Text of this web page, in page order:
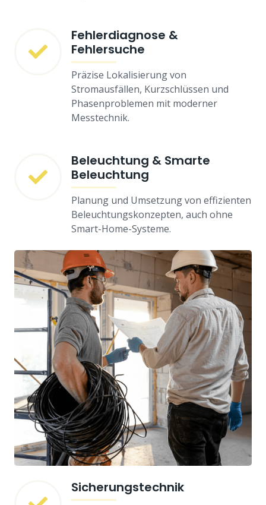
Fehlerdiagnose &
Fehlersuche
Präzise Lokalisierung von
Stromausfällen, Kurzschlüssen und
Phasenproblemen mit moderner
Messtechnik.
Beleuchtung & Smarte
Beleuchtung
Planung und Umsetzung von effizienten
Beleuchtungskonzepten, auch ohne
Smart-Home-Systeme.
Sicherungstechnik